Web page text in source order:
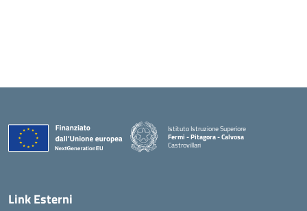
Istituto Istruzione Superiore
Fermi - Pitagora - Calvosa
Castrovillari
Link Esterni